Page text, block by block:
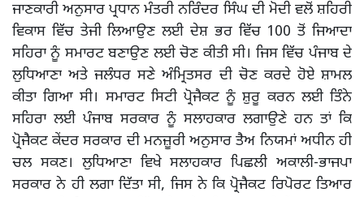
ਜਾਣਕਾਰੀ ਅਨੁਸਾਰ ਪ੍ਰਧਾਨ ਮੰਤਰੀ ਨਰਿੰਦਰ ਸਿੰਘ ਦੀ ਮੋਦੀ ਵਲੋਂ ਸ਼ਹਿਰੀ
ਵਿਕਾਸ ਵਿੱਚ ਤੇਜੀ ਲਿਆਉਣ ਲਈ ਦੇਸ਼ ਭਰ ਵਿੱਚ 100 ਤੋਂ ਜਿਆਦਾ
ਸਹਿਰਾ ਨੂੰ ਸਮਾਰਟ ਬਣਾਉਣ ਲਈ ਚੋਣ ਕੀਤੀ ਸੀ। ਜਿਸ ਵਿੱਚ ਪੰਜਾਬ ਦੇ
ਲੁਧਿਆਣਾ ਅਤੇ ਜਲੰਧਰ ਸਣੇ ਅੰਮ੍ਰਿਤਸਰ ਦੀ ਚੋਣ ਕਰਦੇ ਹੋਏ ਸ਼ਾਮਲ
ਕੀਤਾ ਗਿਆ ਸੀ। ਸਮਾਰਟ ਸਿਟੀ ਪ੍ਰੋਜੈਕਟ ਨੂੰ ਸ਼ੁਰੂ ਕਰਨ ਲਈ ਤਿੰਨੇ
ਸਹਿਰਾ ਲਈ ਪੰਜਾਬ ਸਰਕਾਰ ਨੂੰ ਸਲਾਹਕਾਰ ਲਗਾਉਣੇ ਹਨ ਤਾਂ ਕਿ
ਪ੍ਰੋਜੈਕਟ ਕੇਂਦਰ ਸਰਕਾਰ ਦੀ ਮਨਜ਼ੂਰੀ ਅਨੁਸਾਰ ਤੈਅ ਨਿਯਮਾਂ ਅਧੀਨ ਹੀ
ਚਲ ਸਕਣ। ਲੁਧਿਆਣਾ ਵਿਖੇ ਸਲਾਹਕਾਰ ਪਿਛਲੀ ਅਕਾਲੀ-ਭਾਜਪਾ
ਸਰਕਾਰ ਨੇ ਹੀ ਲਗਾ ਦਿੱਤਾ ਸੀ, ਜਿਸ ਨੇ ਕਿ ਪ੍ਰੋਜੈਕਟ ਰਿਪੋਰਟ ਤਿਆਰ